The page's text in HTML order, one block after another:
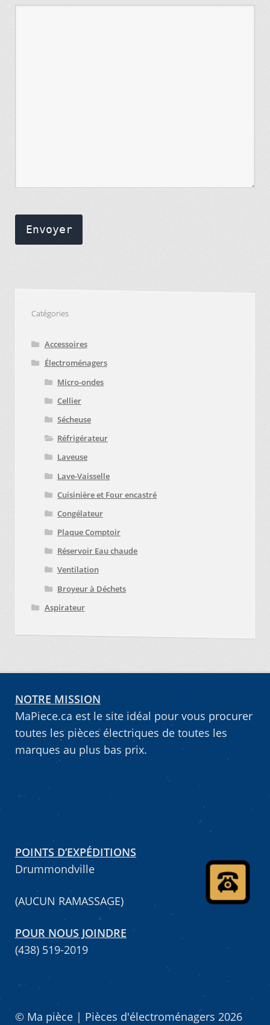
Envoyer
Catégories
Accessoires
Électroménagers
Micro-ondes
Cellier
Sécheuse
Réfrigérateur
Laveuse
Lave-Vaisselle
Cuisinière et Four encastré
Congélateur
Plaque Comptoir
Réservoir Eau chaude
Ventilation
Broyeur à Déchets
Aspirateur
NOTRE MISSION
MaPiece.ca est le site idéal pour vous procurer
toutes les pièces électriques de toutes les
marques au plus bas prix.
POINTS D’EXPÉDITIONS
Drummondville
(AUCUN RAMASSAGE)
POUR NOUS JOINDRE
(438) 519-2019
© Ma pièce | Pièces d'électroménagers 2026